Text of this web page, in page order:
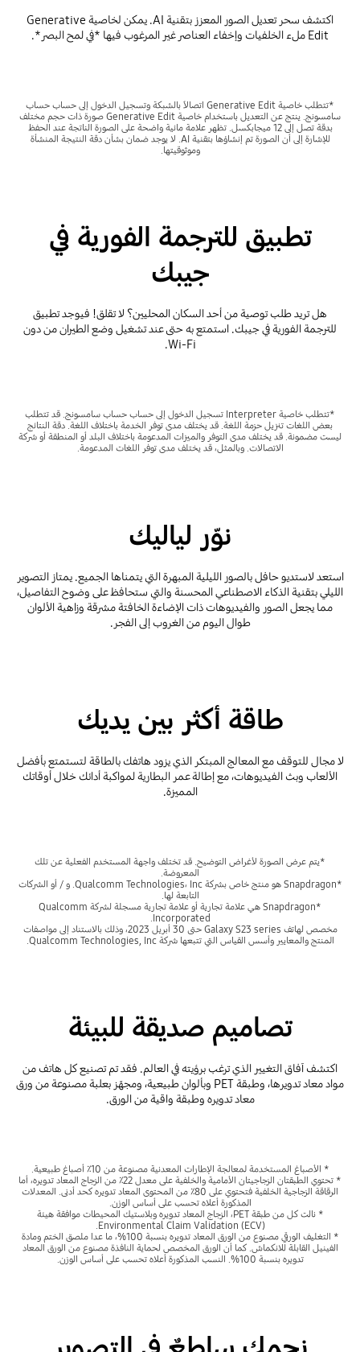
اكتشف سحر تعديل الصور المعزز بتقنية AI. يمكن لخاصية Generative
Edit ملء الخلفيات وإخفاء العناصر غير المرغوب فيها *في لمح البصر*.
*تتطلب خاصية Generative Edit اتصالاً بالشبكة وتسجيل الدخول إلى حساب حساب
سامسونج. ينتج عن التعديل باستخدام خاصية Generative Edit صورة ذات حجم مختلف
بدقة تصل إلى 12 ميجابكسل. تظهر علامة مائية واضحة على الصورة الناتجة عند الحفظ
للإشارة إلى أن الصورة تم إنشاؤها بتقنية AI. لا يوجد ضمان بشأن دقة النتيجة المنشأة
وموثوقيتها.
تطبيق للترجمة الفورية في
جيبك
هل تريد طلب توصية من أحد السكان المحليين؟ لا تقلق! فيوجد تطبيق
للترجمة الفورية في جيبك. استمتع به حتى عند تشغيل وضع الطيران من دون
Wi-Fi.
*تتطلب خاصية Interpreter تسجيل الدخول إلى حساب حساب سامسونج. قد تتطلب
بعض اللغات تنزيل حزمة اللغة. قد يختلف مدى توفر الخدمة باختلاف اللغة. دقة النتائج
ليست مضمونة. قد يختلف مدى التوفر والميزات المدعومة باختلاف البلد أو المنطقة أو شركة
الاتصالات. وبالمثل، قد يختلف مدى توفر اللغات المدعومة.
نوّر لياليك
استعد لاستديو حافل بالصور الليلية المبهرة التي يتمناها الجميع. يمتاز التصوير
الليلي بتقنية الذكاء الاصطناعي المحسنة والتي ستحافظ على وضوح التفاصيل،
مما يجعل الصور والفيديوهات ذات الإضاءة الخافتة مشرقة وزاهية الألوان
طوال اليوم من الغروب إلى الفجر.
طاقة أكثر بين يديك
لا مجال للتوقف مع المعالج المبتكر الذي يزود هاتفك بالطاقة لتستمتع بأفضل
الألعاب وبث الفيديوهات، مع إطالة عمر البطارية لمواكبة أدائك خلال أوقاتك
المميزة.
*يتم عرض الصورة لأغراض التوضيح. قد تختلف واجهة المستخدم الفعلية عن تلك
المعروضة.
*Snapdragon هو منتج خاص بشركة Qualcomm Technologies، Inc. و / أو الشركات
التابعة لها.
*Snapdragon هي علامة تجارية أو علامة تجارية مسجلة لشركة Qualcomm
Incorporated.
مخصص لهاتف Galaxy S23 series حتى 30 أبريل 2023، وذلك بالاستناد إلى مواصفات
المنتج والمعايير وأسس القياس التي تتبعها شركة Qualcomm Technologies, Inc.
تصاميم صديقة للبيئة
اكتشف آفاق التغيير الذي ترغب برؤيته في العالم. فقد تم تصنيع كل هاتف من
مواد معاد تدويرها، وطبقة PET وبألوان طبيعية، ومجهّز بعلبة مصنوعة من ورق
معاد تدويره وطبقة واقية من الورق.
* الأصباغ المستخدمة لمعالجة الإطارات المعدنية مصنوعة من 10٪ أصباغ طبيعية.
* تحتوي الطبقتان الزجاجيتان الأمامية والخلفية على معدل 22٪ من الزجاج المعاد تدويره، أما
الرقاقة الزجاجية الخلفية فتحتوي على 80٪ من المحتوى المعاد تدويره كحد أدنى. المعدلات
المذكورة أعلاه تحسب على أساس الوزن.
* نالت كل من طبقة PET، الزجاج المعاد تدويره وبلاستيك المحيطات موافقة هيئة
Environmental Claim Validation (ECV).
* التغليف الورقي مصنوع من الورق المعاد تدويره بنسبة 100%، ما عدا ملصق الختم ومادة
الفينيل القابلة للانكماش. كما أن الورق المخصص لحماية النافذة مصنوع من الورق المعاد
تدويره بنسبة 100%. النسب المذكورة أعلاه تحسب على أساس الوزن.